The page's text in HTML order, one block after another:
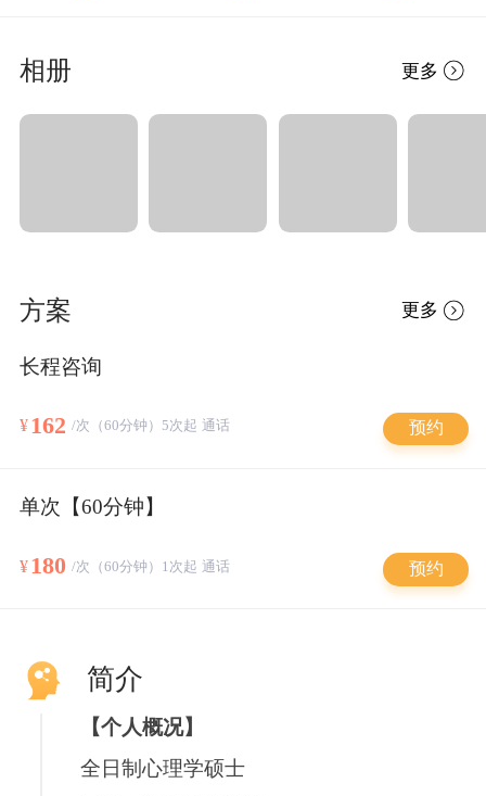
相册 更多
方案 更多
长程咨询
¥162 /次（60分钟）5次起 通话 预约
单次【60分钟】
¥180 /次（60分钟）1次起 通话 预约
简介
【个人概况】
全日制心理学硕士